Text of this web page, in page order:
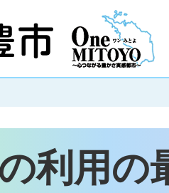
利用の